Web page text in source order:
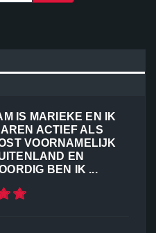
IS MARIEKE EN IK
ACTIEF ALS
VOORNAMELIJK
EN
BEN IK ...